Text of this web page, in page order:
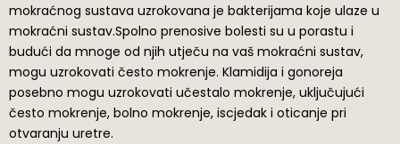
mokraćnog sustava uzrokovana je bakterijama koje ulaze u
mokraćni sustav.Spolno prenosive bolesti su u porastu i
budući da mnoge od njih utječu na vaš mokraćni sustav,
mogu uzrokovati često mokrenje. Klamidija i gonoreja
posebno mogu uzrokovati učestalo mokrenje, uključujući
često mokrenje, bolno mokrenje, iscjedak i oticanje pri
otvaranju uretre.